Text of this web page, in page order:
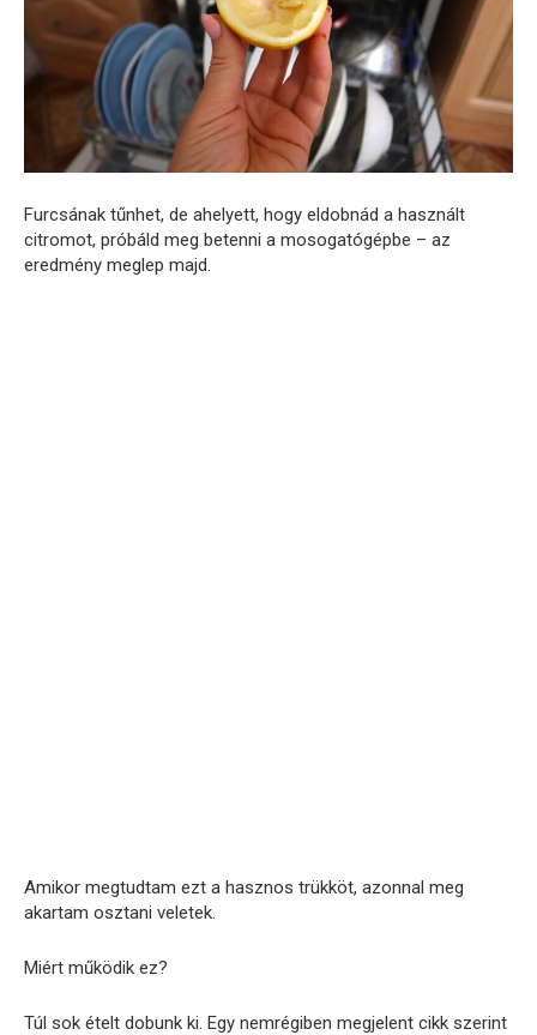
Furcsának tűnhet, de ahelyett, hogy eldobnád a használt
citromot, próbáld meg betenni a mosogatógépbe – az
eredmény meglep majd.
Amikor megtudtam ezt a hasznos trükköt, azonnal meg
akartam osztani veletek.
Miért működik ez?
Túl sok ételt dobunk ki. Egy nemrégiben megjelent cikk szerint